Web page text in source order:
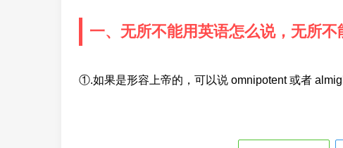
一、无所不能用英语怎么说，无所不
①.如果是形容上帝的，可以说 omnipotent 或者